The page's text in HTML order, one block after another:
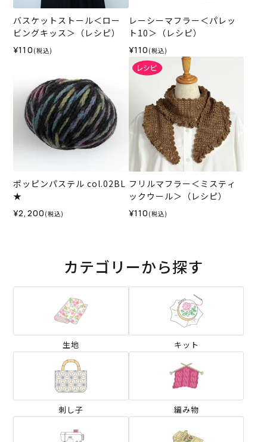
バスケットストール＜ロー
ビングキッス＞（レシピ）
¥110 (税込)
レーシーマフラー＜パレッ
ト10＞（レシピ）
¥110 (税込)
ポッピンパステル col.02BL
★
¥2,200 (税込)
フリルマフラー＜ミスティ
ックウール＞（レシピ）
¥110 (税込)
カテゴリーから探す
生地 キット
刺し子 編み物